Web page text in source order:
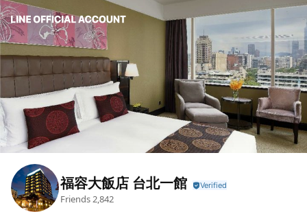
福容大飯店 台北一館
Friends2,842